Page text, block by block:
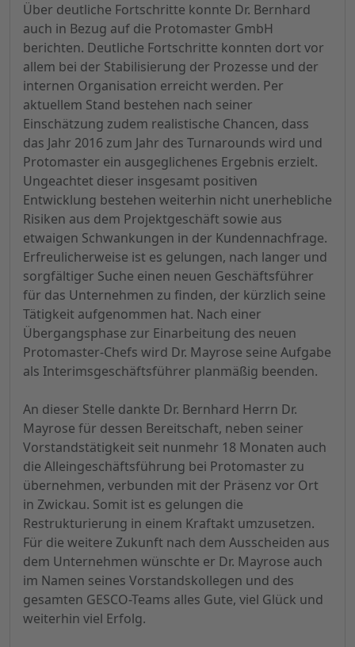
Über deutliche Fortschritte konnte Dr. Bernhard
auch in Bezug auf die Protomaster GmbH
berichten. Deutliche Fortschritte konnten dort vor
allem bei der Stabilisierung der Prozesse und der
internen Organisation erreicht werden. Per
aktuellem Stand bestehen nach seiner
Einschätzung zudem realistische Chancen, dass
das Jahr 2016 zum Jahr des Turnarounds wird und
Protomaster ein ausgeglichenes Ergebnis erzielt.
Ungeachtet dieser insgesamt positiven
Entwicklung bestehen weiterhin nicht unerhebliche
Risiken aus dem Projektgeschäft sowie aus
etwaigen Schwankungen in der Kundennachfrage.
Erfreulicherweise ist es gelungen, nach langer und
sorgfältiger Suche einen neuen Geschäftsführer
für das Unternehmen zu finden, der kürzlich seine
Tätigkeit aufgenommen hat. Nach einer
Übergangsphase zur Einarbeitung des neuen
Protomaster-Chefs wird Dr. Mayrose seine Aufgabe
als Interimsgeschäftsführer planmäßig beenden.
An dieser Stelle dankte Dr. Bernhard Herrn Dr.
Mayrose für dessen Bereitschaft, neben seiner
Vorstandstätigkeit seit nunmehr 18 Monaten auch
die Alleingeschäftsführung bei Protomaster zu
übernehmen, verbunden mit der Präsenz vor Ort
in Zwickau. Somit ist es gelungen die
Restrukturierung in einem Kraftakt umzusetzen.
Für die weitere Zukunft nach dem Ausscheiden aus
dem Unternehmen wünschte er Dr. Mayrose auch
im Namen seines Vorstandskollegen und des
gesamten GESCO-Teams alles Gute, viel Glück und
weiterhin viel Erfolg.